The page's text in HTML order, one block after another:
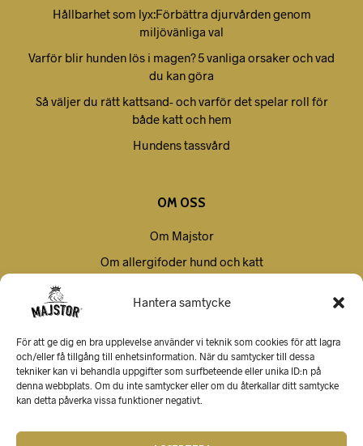
Hantera samtycke
För att ge dig en bra upplevelse använder vi teknik som cookies för att lagra
och/eller få tillgång till enhetsinformation. När du samtycker till dessa
tekniker kan vi behandla uppgifter som surfbeteende eller unika ID:n på
denna webbplats. Om du inte samtycker eller om du återkallar ditt samtycke
kan detta påverka vissa funktioner negativt.
Hållbarhet som lyx:Förbättra djurvården genom
miljövänliga val
Varför blir hunden lös i magen? 5 vanliga orsaker och vad
du kan göra
Så väljer du rätt kattsand- och varför det spelar roll för
både katt och hem
Hundens tassvård
OM OSS
Om Majstor
Om allergifoder hund och katt